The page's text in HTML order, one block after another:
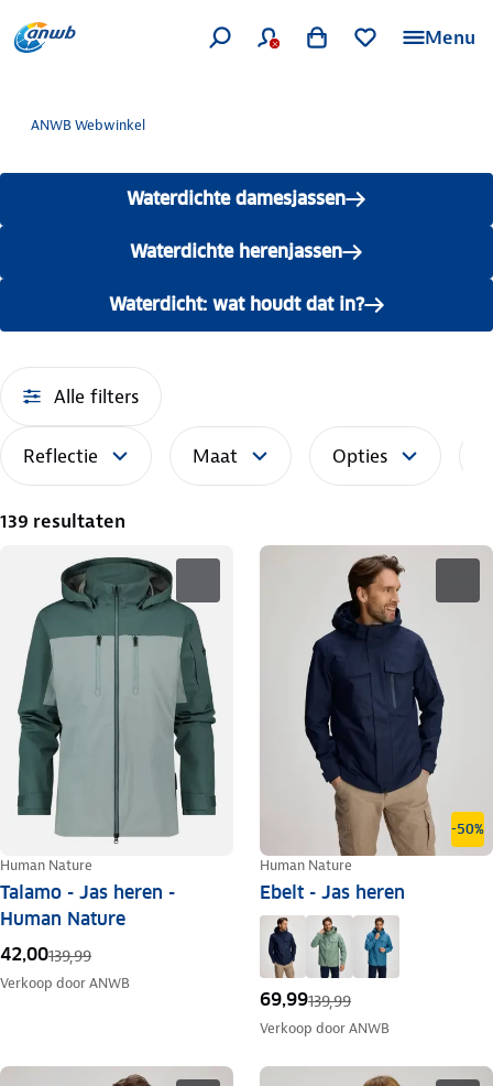
Menu
ANWB Webwinkel
Waterdichte damesjassen
Waterdichte herenjassen
Waterdicht: wat houdt dat in?
Alle filters
Reflectie Maat Opties
139 resultaten
Human Nature
Talamo - Jas heren -
Human Nature
42,00139,99
Verkoop doorANWB
-50%
Human Nature
Ebelt - Jas heren
69,99139,99
Verkoop doorANWB